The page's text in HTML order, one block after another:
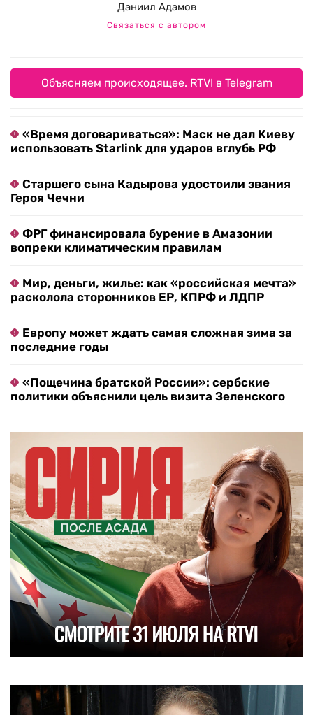
Даниил Адамов
Связаться с автором
Объясняем происходящее. RTVI в Telegram
«Время договариваться»: Маск не дал Киеву
использовать Starlink для ударов вглубь РФ
Старшего сына Кадырова удостоили звания
Героя Чечни
ФРГ финансировала бурение в Амазонии
вопреки климатическим правилам
Мир, деньги, жилье: как «российская мечта»
расколола сторонников ЕР, КПРФ и ЛДПР
Европу может ждать самая сложная зима за
последние годы
«Пощечина братской России»: сербские
политики объяснили цель визита Зеленского